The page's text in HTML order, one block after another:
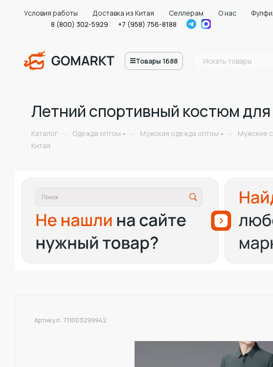
Условия работы Доставка из Китая Селлерам О нас
8 (800) 302-5929
+7 (958) 756-8188
Товары 1688
Летний спортивный костюм
Каталог — Одежда оптом — Мужская одежда оптом — Мужские
Китая
Артикул: 711003299942